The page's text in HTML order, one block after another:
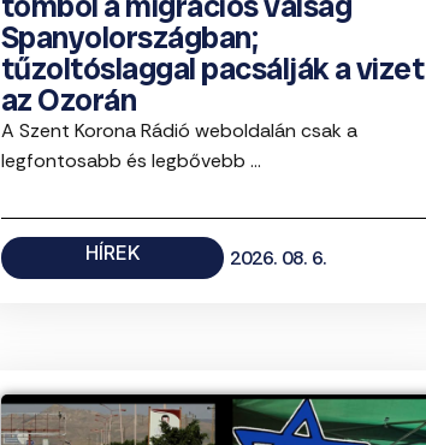
Spanyolországban;
tűzoltóslaggal pacsálják a vizet
az Ozorán
A Szent Korona Rádió weboldalán csak a
legfontosabb és legbővebb ...
HÍREK 2026. 08. 6.